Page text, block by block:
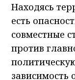
Находясь
есть
совместные
против
зависимость